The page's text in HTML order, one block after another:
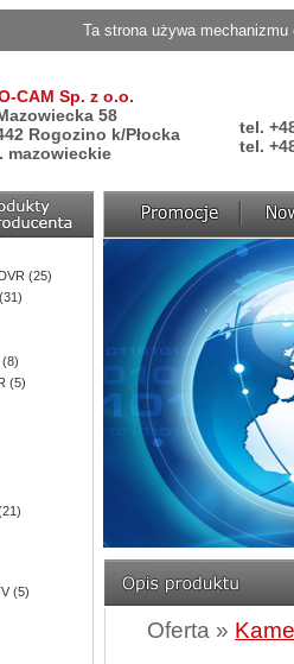
Ta strona używa
CAM Sp. z o.o.
58
Rogozino k/Płocka
mazowieckie
tel.
tel.
(25)
(8)
(5)
(5)
Oferta »